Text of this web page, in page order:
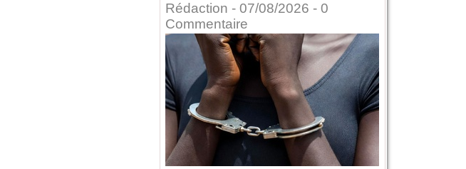
Rédaction - 07/08/2026 - 0
Commentaire